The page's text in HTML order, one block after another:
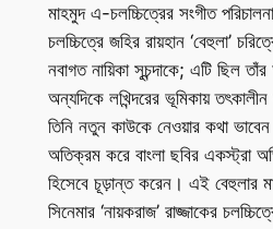
মাহমুদ এ-চলচ্চিত্রের সংগীত
চলচ্চিত্রে জহির রায়হান ‘বেহুলা’
নবাগত নায়িকা সূচন্দাকে; এটি ছিল
অন্যদিকে লখিন্দরের ভূমিকায়
তিনি নতুন কাউকে নেওয়ার কথা
অতিক্রম করে বাংলা ছবির একস্ট্রা
হিসেবে চূড়ান্ত করেন। এই বেহুলার
সিনেমার ‘নায়করাজ’ রাজ্জাকের